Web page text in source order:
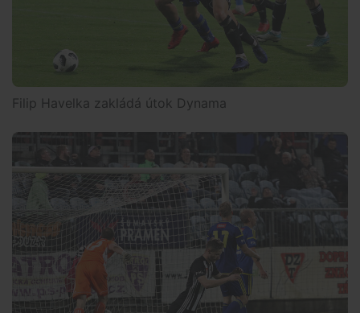
Filip Havelka zakládá útok Dynama